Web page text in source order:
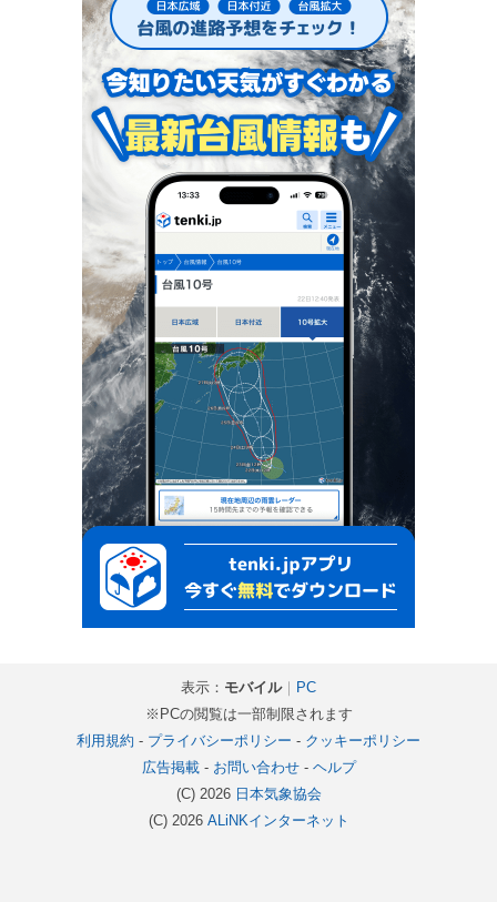
表示： モバイル｜
PC
※PCの閲覧は一部制限されます
利用規約 - プライバシーポリシー - クッキーポリシー
広告掲載- お問い合わせ- ヘルプ
(C) 2026 日本気象協会
(C) 2026 ALiNKインターネット